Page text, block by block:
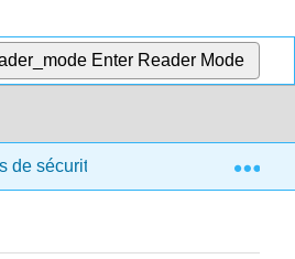
Enter Reader Mode
sécurité et de santé destinés